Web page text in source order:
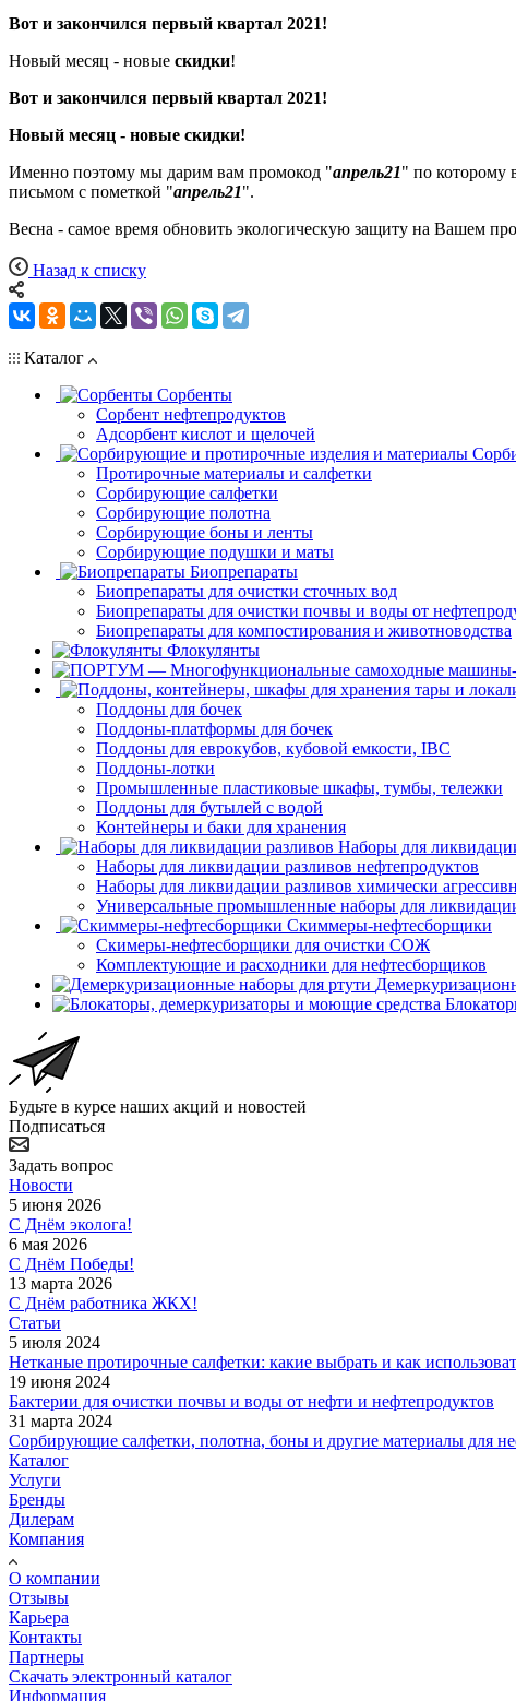
Вот и закончился первый квартал 2021!
Новый месяц - новые скидки!
Вот и закончился первый квартал 2021!
Новый месяц - новые скидки!
Именно поэтому мы дарим вам промокод "апрель21" по которому
письмом с пометкой "апрель21".
Весна - самое время обновить экологическую защиту на Вашем
Назад к списку
Каталог
Сорбенты
Сорбент нефтепродуктов
Адсорбент кислот и щелочей
Протирочные материалы и салфетки
Сорбирующие салфетки
Сорбирующие полотна
Сорбирующие боны и ленты
Сорбирующие подушки и маты
Биопрепараты
Биопрепараты для очистки сточных вод
Биопрепараты для очистки почвы и воды от
Биопрепараты для компостирования и животноводства
Флокулянты
Поддоны для бочек
Поддоны-платформы для бочек
Поддоны для еврокубов, кубовой емкости, IBC
Поддоны-лотки
Промышленные пластиковые шкафы, тумбы, тележки
Поддоны для бутылей с водой
Контейнеры и баки для хранения
Наборы для
Наборы для ликвидации разливов нефтепродуктов
Наборы для ликвидации разливов химически
Универсальные промышленные наборы для
Скиммеры-нефтесборщики
Скимеры-нефтесборщики для очистки СОЖ
Комплектующие и расходники для нефтесборщиков
Будьте в курсе наших акций и новостей
Подписаться
Задать вопрос
Новости
5 июня 2026
С Днём эколога!
6 мая 2026
С Днём Победы!
13 марта 2026
С Днём работника ЖКХ!
Статьи
5 июля 2024
Нетканые протирочные салфетки: какие выбрать и как
19 июня 2024
Бактерии для очистки почвы и воды от нефти и нефтепродуктов
31 марта 2024
Сорбирующие салфетки, полотна, боны и другие материалы для
Каталог
Услуги
Бренды
Дилерам
Компания
О компании
Отзывы
Карьера
Контакты
Партнеры
Скачать электронный каталог
Информация